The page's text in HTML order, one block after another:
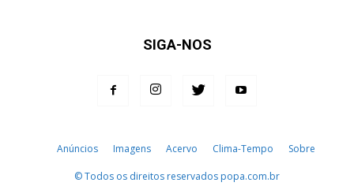
SIGA-NOS
Anúncios Imagens Acervo Clima-Tempo Sobre
© Todos os direitos reservados popa.com.br